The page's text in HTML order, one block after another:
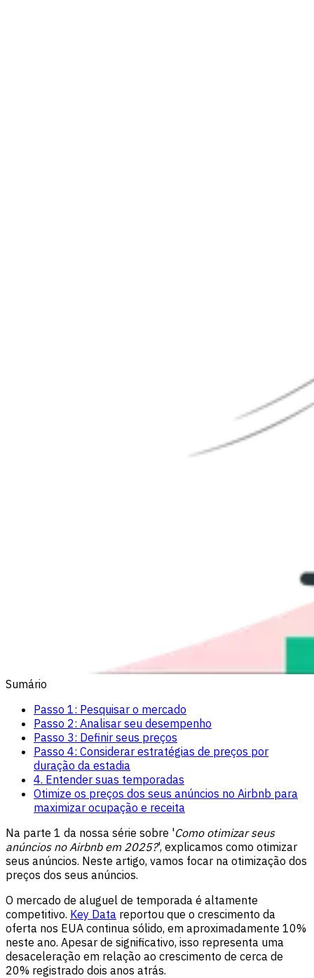
Sumário
Passo 1: Pesquisar o mercado
Passo 2: Analisar seu desempenho
Passo 3: Definir seus preços
Passo 4: Considerar estratégias de preços por
duração da estadia
4. Entender suas temporadas
Otimize os preços dos seus anúncios no Airbnb para
maximizar ocupação e receita
Na parte 1 da nossa série sobre 'Como otimizar seus
anúncios no Airbnb em 2025?', explicamos como otimizar
seus anúncios. Neste artigo, vamos focar na otimização dos
preços dos seus anúncios.
O mercado de aluguel de temporada é altamente
competitivo. Key Data reportou que o crescimento da
oferta nos EUA continua sólido, em aproximadamente 10%
neste ano. Apesar de significativo, isso representa uma
desaceleração em relação ao crescimento de cerca de
20% registrado dois anos atrás.